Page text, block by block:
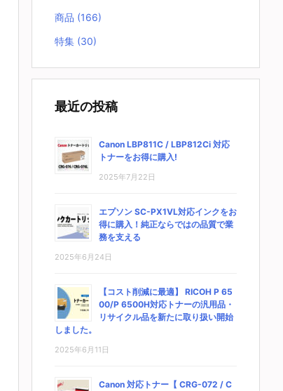
商品 (166)
特集 (30)
最近の投稿
Canon LBP811C / LBP812Ci 対応
トナーをお得に購入!
2025年7月22日
エプソン SC-PX1VL対応インクをお
得に購入！純正ならではの品質で業
務を支える
2025年6月24日
【コスト削減に最適】 RICOH P 65
00/P 6500H対応トナーの汎用品・
リサイクル品を新たに取り扱い開始
しました。
2025年6月11日
Canon 対応トナー【 CRG-072 / C